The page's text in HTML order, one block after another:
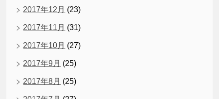
2017年12月 (23)
2017年11月 (31)
2017年10月 (27)
2017年9月 (25)
2017年8月 (25)